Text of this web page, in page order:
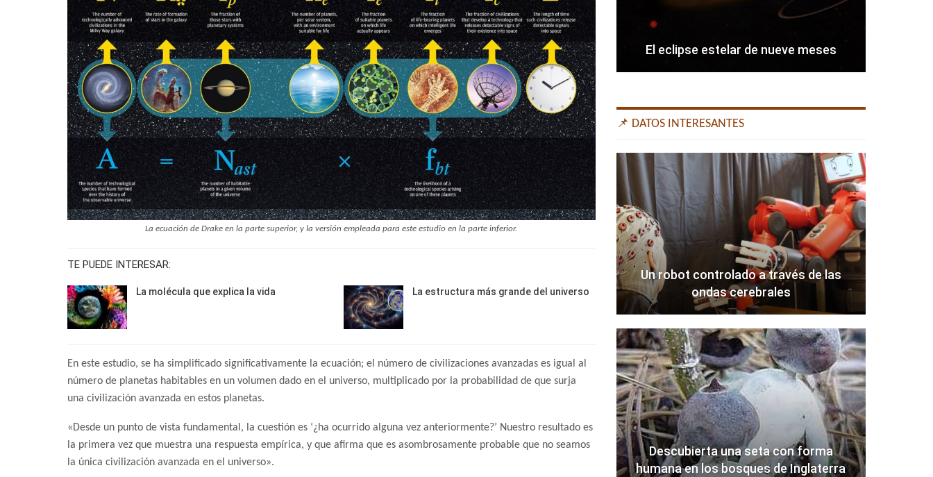
La ecuación de Drake en la parte superior, y la versión empleada para este estudio en la parte inferior.
TE PUEDE INTERESAR:
La molécula que explica la vida La estructura más grande del universo
En este estudio, se ha simplificado significativamente la ecuación; el número de civilizaciones avanzadas es igual al
número de planetas habitables en un volumen dado en el universo, multiplicado por la probabilidad de que surja
una civilización avanzada en estos planetas.
«Desde un punto de vista fundamental, la cuestión es ‘¿ha ocurrido alguna vez anteriormente?’ Nuestro resultado es
la primera vez que muestra una respuesta empírica, y que afirma que es asombrosamente probable que no seamos
la única civilización avanzada en el universo».
El eclipse estelar de nueve meses
📌 DATOS INTERESANTES
Un robot controlado a través de las
ondas cerebrales
Descubierta una seta con forma
humana en los bosques de Inglaterra